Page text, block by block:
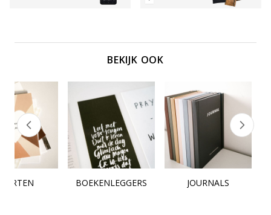
Betrouwbare, om Zijn hart zichtbaar te
BEKIJK OOK
BOEKENLEGGERS JOURNALS